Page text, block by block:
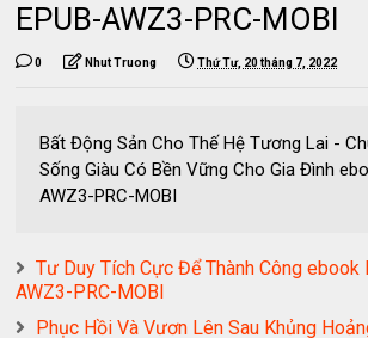
EPUB-AWZ3-PRC-MOBI
0 Nhut Truong Thứ Tư, 20 tháng 7, 2022
Bất Động Sản Cho Thế Hệ Tương Lai -
Sống Giàu Có Bền Vững Cho Gia Đình
AWZ3-PRC-MOBI
Tư Duy Tích Cực Để Thành Công ebook
AWZ3-PRC-MOBI
Phục Hồi Và Vươn Lên Sau Khủng